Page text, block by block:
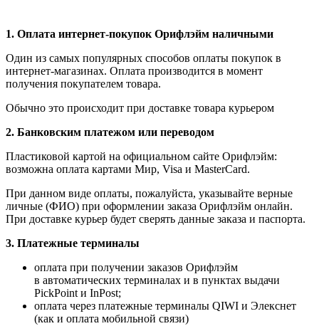
1. Оплата интернет-покупок Орифлэйм наличными
Один из самых популярных способов оплаты покупок в
интернет-магазинах. Оплата производится в момент
получения покупателем товара.
Обычно это происходит при доставке товара курьером
2. Банковским платежом или переводом
Пластиковой картой на официальном сайте Орифлэйм:
возможна оплата картами Мир, Visa и MasterCard.
При данном виде оплаты, пожалуйста, указывайте верные
личные (ФИО) при оформлении заказа Орифлэйм онлайн.
При доставке курьер будет сверять данные заказа и паспорта.
3. Платежные терминалы
оплата при получении заказов Орифлэйм
в автоматических терминалах и в пунктах выдачи
PickPoint и InPost;
оплата через платежные терминалы QIWI и Элекснет
(как и оплата мобильной связи)